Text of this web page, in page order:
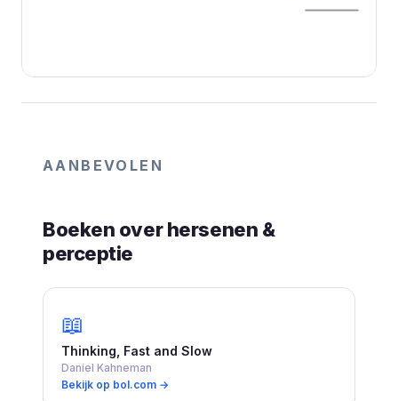
AANBEVOLEN
Boeken over hersenen &
perceptie
📖
Thinking, Fast and Slow
Daniel Kahneman
Bekijk op bol.com →